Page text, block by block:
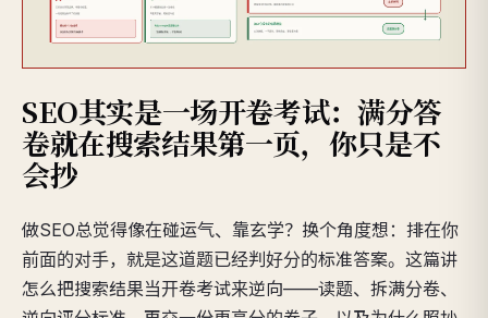
SEO其实是一场开卷考试：满分答
卷就在搜索结果第一页，你只是不
会抄
做SEO总觉得像在碰运气、靠玄学？换个角度想：排在你
前面的对手，就是这道题已经判好分的标准答案。这篇讲
怎么把搜索结果当开卷考试来逆向——读题、拆满分卷、